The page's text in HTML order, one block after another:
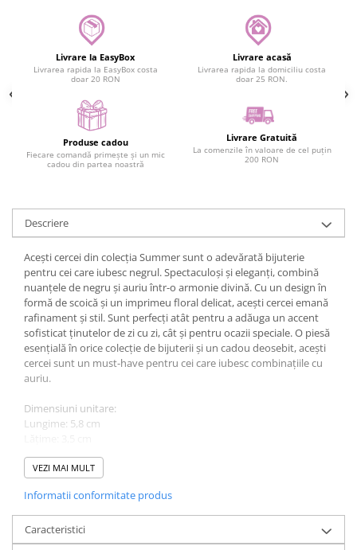
Livrare la EasyBox
Livrarea rapida la EasyBox costa
doar 20 RON
Livrare acasă
Livrarea rapida la domiciliu costa
doar 25 RON.
Produse cadou
Fiecare comandă primește și un mic
cadou din partea noastră
Livrare Gratuită
La comenzile în valoare de cel puțin
200 RON
Descriere
Acești cercei din colecția Summer sunt o adevărată bijuterie
pentru cei care iubesc negrul. Spectaculoși și eleganți, combină
nuanțele de negru și auriu într-o armonie divină. Cu un design în
formă de scoică și un imprimeu floral delicat, acești cercei emană
rafinament și stil. Sunt perfecți atât pentru a adăuga un accent
sofisticat ținutelor de zi cu zi, cât și pentru ocazii speciale. O piesă
esențială în orice colecție de bijuterii și un cadou deosebit, acești
cercei sunt un must-have pentru cei care iubesc combinațiile cu
auriu.
Dimensiuni unitare:
Lungime: 5,8 cm
Greutate: 2,4 g
Culoare: Negru
Sistem de prindere: Bază oțel inoxidabil
VEZI MAI MULT
Informatii conformitate produs
Caracteristici